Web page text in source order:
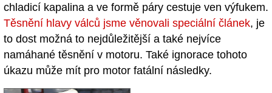
chladicí kapalina a ve formě páry cestuje ven výfukem.
Těsnění hlavy válců jsme věnovali speciální článek, je
to dost možná to nejdůležitější a také nejvíce
namáhané těsnění v motoru. Také ignorace tohoto
úkazu může mít pro motor fatální následky.